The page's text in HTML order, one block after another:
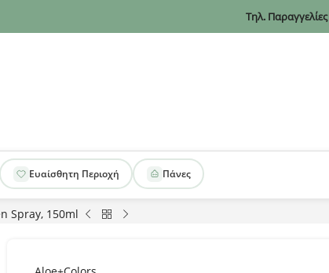
Τηλ. Παραγγελίες
Ευαίσθητη Περιοχή Πάνες
Spray, 150ml